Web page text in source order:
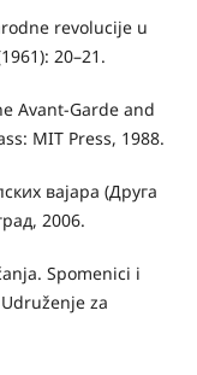
revolucije u
20–21.
Avant-Garde and
MIT Press, 1988.
вајара (Друга
2006.
Spomenici i
za